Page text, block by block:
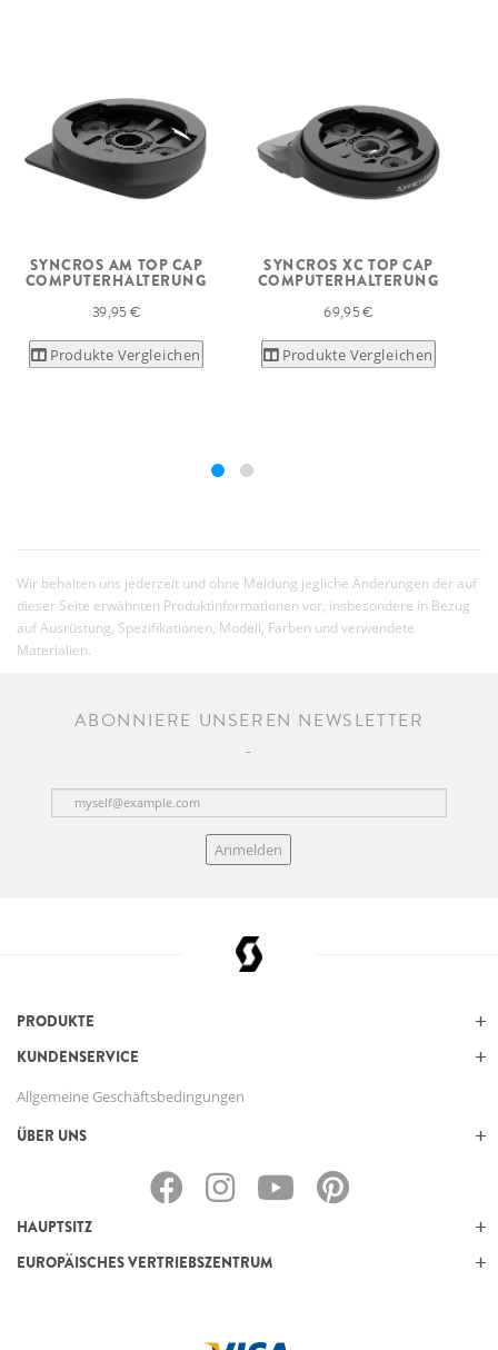
SYNCROS AM TOP CAP
COMPUTERHALTERUNG
39,95 €
Produkte Vergleichen
SYNCROS XC TOP CAP
COMPUTERHALTERUNG
69,95 €
Produkte Vergleichen
Wir behalten uns jederzeit und ohne Meldung jegliche Änderungen der auf
dieser Seite erwähnten Produktinformationen vor, insbesondere in Bezug
auf Ausrüstung, Spezifikationen, Modell, Farben und verwendete
Materialien.
ABONNIERE UNSEREN NEWSLETTER
Anmelden
PRODUKTE
KUNDENSERVICE
Allgemeine Geschäftsbedingungen
ÜBER UNS
HAUPTSITZ
EUROPÄISCHES VERTRIEBSZENTRUM